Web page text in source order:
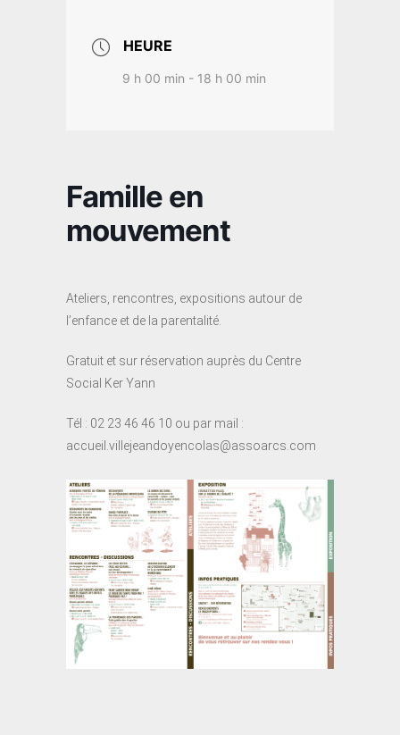
HEURE
9 h 00 min - 18 h 00 min
Famille en
mouvement
Ateliers, rencontres, expositions autour de
l’enfance et de la parentalité.
Gratuit et sur réservation auprès du Centre
Social Ker Yann
Tél : 02 23 46 46 10 ou par mail :
accueil.villejeandoyencolas@assoarcs.com